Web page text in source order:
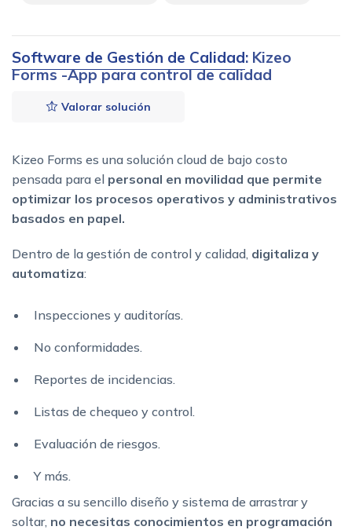
Software de Gestión de Calidad: Kizeo
Forms -App para control de calidad
Valorar solución
Kizeo Forms es una solución cloud de bajo costo
pensada para el personal en movilidad que permite
optimizar los procesos operativos y administrativos
basados en papel.
Dentro de la gestión de control y calidad, digitaliza y
automatiza:
Inspecciones y auditorías.
No conformidades.
Reportes de incidencias.
Listas de chequeo y control.
Evaluación de riesgos.
Y más.
Gracias a su sencillo diseño y sistema de arrastrar y
soltar, no necesitas conocimientos en programación